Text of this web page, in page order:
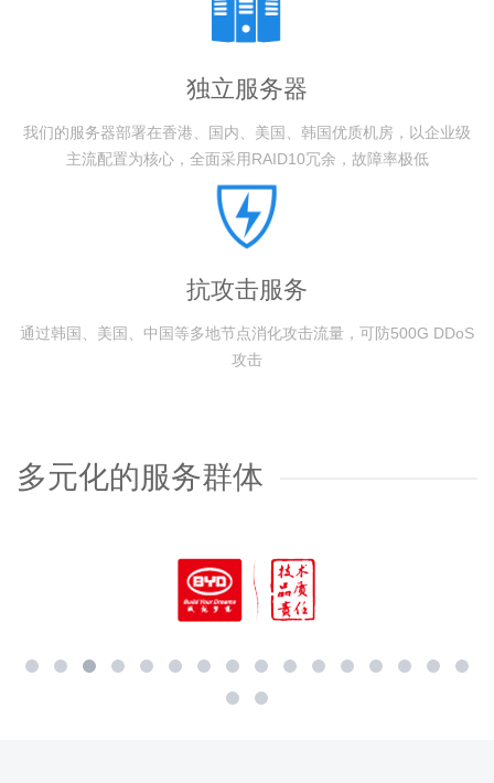
独立服务器
我们的服务器部署在香港、国内、美国、韩国优质机房，以企业级
主流配置为核心，全面采用RAID10冗余，故障率极低
抗攻击服务
通过韩国、美国、中国等多地节点消化攻击流量，可防500G DDoS
攻击
多元化的服务群体